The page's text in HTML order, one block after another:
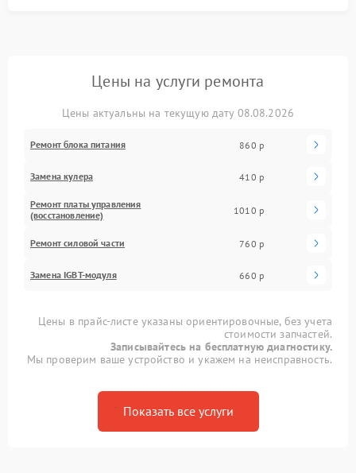
Цены на услуги ремонта
Цены актуальны на текущую дату 08.08.2026
Ремонт блока питания 860 р
Замена кулера 410 р
Ремонт платы управления
(восстановление)
1010 р
Ремонт силовой части 760 р
Замена IGBT-модуля 660 р
Цены в прайс-листе указаны ориентировочные, без учета
стоимости запчастей.
Записывайтесь на бесплатную диагностику.
Мы проверим ваше устройство и укажем на неисправность.
Показать все услуги